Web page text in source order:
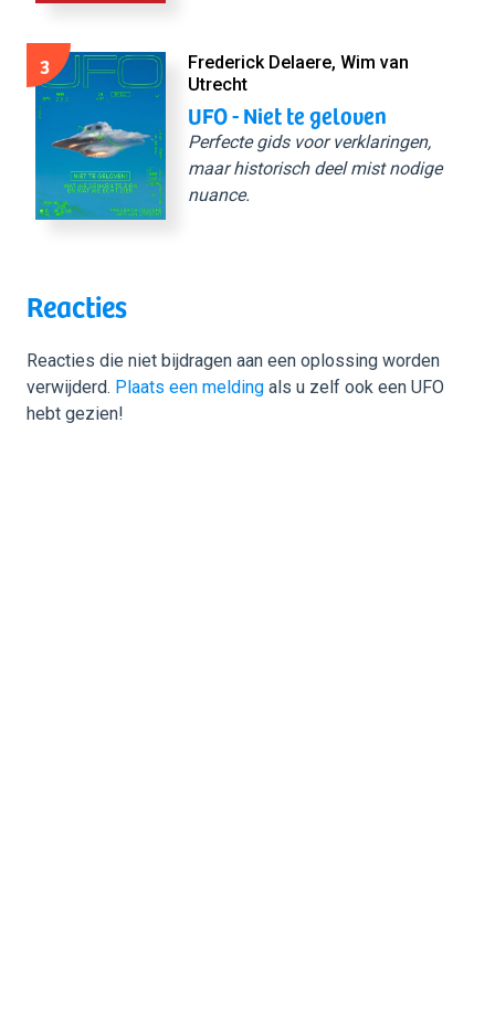
3
Frederick Delaere, Wim van
Utrecht
UFO - Niet te geloven
Perfecte gids voor verklaringen,
maar historisch deel mist nodige
nuance.
Reacties
Reacties die niet bijdragen aan een oplossing worden
verwijderd. Plaats een melding als u zelf ook een UFO
hebt gezien!